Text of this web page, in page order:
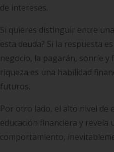
de intereses.
Si quieres distinguir entre
esta deuda? Si la respuesta
negocio, la pagarán, sonríe y
riqueza es una habilidad
futuros.
Por otro lado, el alto nivel de
educación financiera y revela
comportamiento,